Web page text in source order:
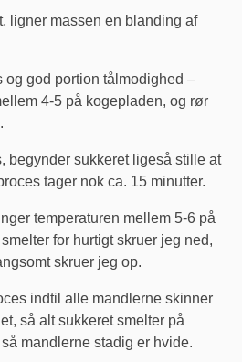
ligner massen en blanding af
og god portion tålmodighed –
4-5 på kogepladen, og rør
begynder sukkeret ligeså stille at
tager nok ca. 15 minutter.
temperaturen mellem 5-6 på
for hurtigt skruer jeg ned,
skruer jeg op.
indtil alle mandlerne skinner
så alt sukkeret smelter på
mandlerne stadig er hvide.